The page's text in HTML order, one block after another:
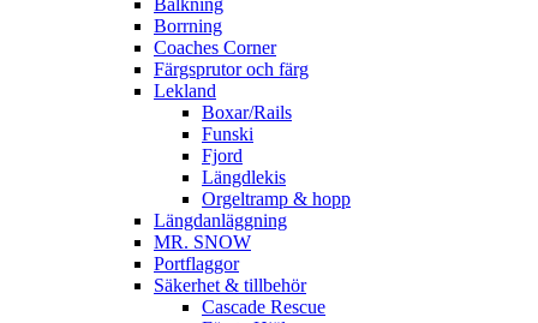
Balkning
Borrning
Coaches Corner
Färgsprutor och färg
Lekland
Boxar/Rails
Funski
Fjord
Längdlekis
Orgeltramp & hopp
Längdanläggning
MR. SNOW
Portflaggor
Säkerhet & tillbehör
Cascade Rescue